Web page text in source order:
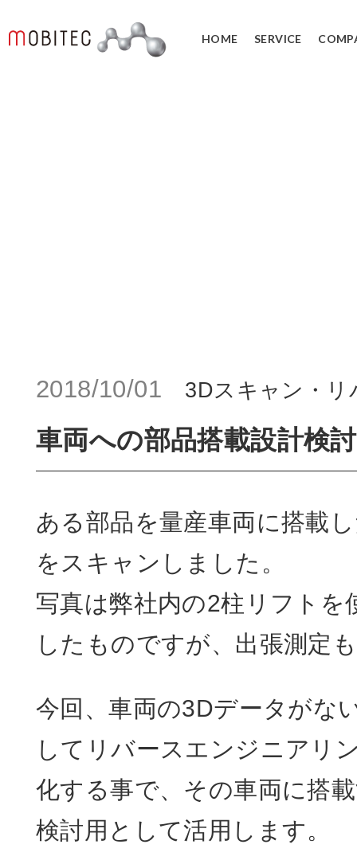
HOME SERVICE
2018/10/01 3Dスキャン・
車両への部品搭載設計検討
ある部品を量産車両に搭載
をスキャンしました。
写真は弊社内の2柱リフト
したものですが、出張測定
今回、車両の3Dデータがな
してリバースエンジニアリ
化する事で、その車両に搭
検討用として活用します。